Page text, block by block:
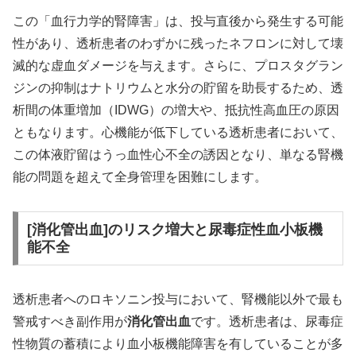
この「血行力学的腎障害」は、投与直後から発生する可能
性があり、透析患者のわずかに残ったネフロンに対して壊
滅的な虚血ダメージを与えます。さらに、プロスタグラン
ジンの抑制はナトリウムと水分の貯留を助長するため、透
析間の体重増加（IDWG）の増大や、抵抗性高血圧の原因
ともなります。心機能が低下している透析患者において、
この体液貯留はうっ血性心不全の誘因となり、単なる腎機
能の問題を超えて全身管理を困難にします。
[消化管出血]のリスク増大と尿毒症性血小板機
能不全
透析患者へのロキソニン投与において、腎機能以外で最も
警戒すべき副作用が消化管出血です。透析患者は、尿毒症
性物質の蓄積により血小板機能障害を有していることが多